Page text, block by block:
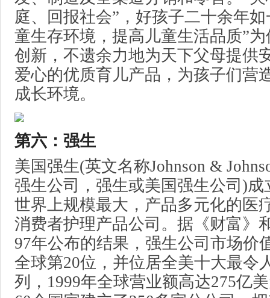
庭、回报社会”，好孩子二十余年
童生存环境，提高儿童生活品质”
创新，不遗余力地为天下父母提供
爱心的优质育儿产品，为孩子们营
成长环境。
第六：强生
美国强生(英文名称Johnson &
强生公司，强生或美国强生公司)成
世界上规模最大，产品多元化的医
消费者护理产品公司。据《财富》
97年公布的结果，强生公司市场价
全球第20位，并位居全美十大最令
列，1999年全球营业额高达275亿